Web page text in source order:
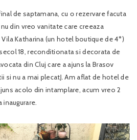
de saptamana, cu o rezervare facuta
din vreo vanitate care creeaza
Katharina (un hotel boutique de 4*)
18, reconditionata si decorata de
din Cluj care a ajuns la Brasov
si nu a mai plecatJ. Am aflat de hotel de
acolo din intamplare, acum vreo 2
inaugurare.